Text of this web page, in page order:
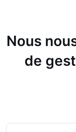
Nous
de